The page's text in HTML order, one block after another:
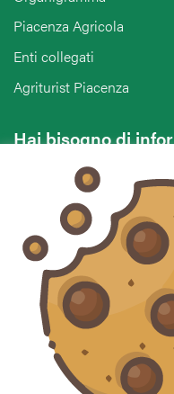
Piacenza Agricola
Enti collegati
Agriturist Piacenza
Hai bisogno di
Vuoi contattarci per
commento o chiedere
CONTATTACI
Seguici sui social